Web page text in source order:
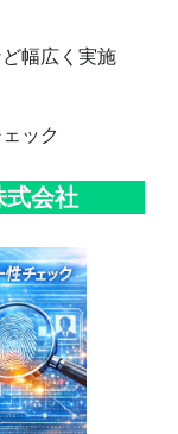
幅広く実施
ック
式会社